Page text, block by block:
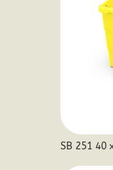
SB 251 40